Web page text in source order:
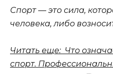
Спорт — это сила,
человека, либо
Читать еще: Что
спорт.